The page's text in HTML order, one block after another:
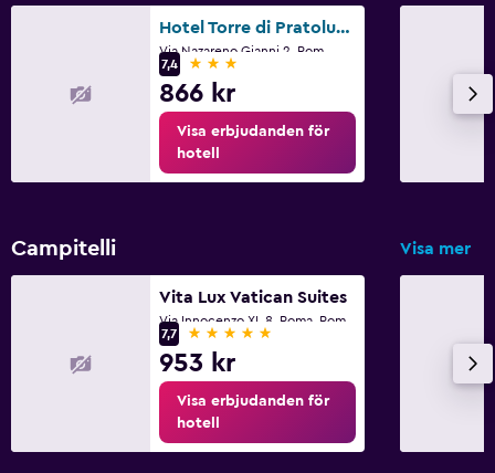
Bastu
Tvättstuga
Uttag nära sängen
Garderob eller klädkammare
Fax/kopieringsmöjligheter
Hotel Torre di Pratolungo
Via Nazareno Gianni 2, Rom
7,4
3 stjärnor
866 kr
Visa erbjudanden för
hotell
Campitelli Visa mer
Vita Lux Vatican Suites
Via Innocenzo XI, 8, Roma, Rom
7,7
5 stjärnor
953 kr
Visa erbjudanden för
hotell